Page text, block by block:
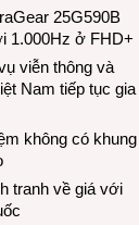
25G590B
1.000Hz ở FHD+
viễn thông và
Nam tiếp tục gia
không có khung
tranh về giá với